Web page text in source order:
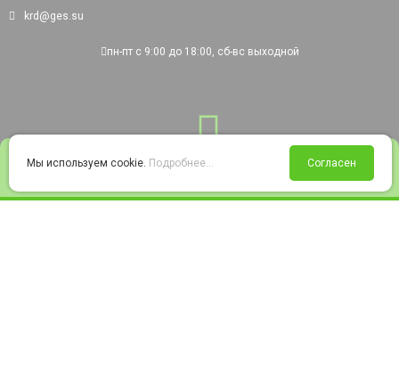
Войти Избранное Корзина
krd@ges.su
пн-пт с 9:00 до 18:00, сб-вс выходной
Мы используем cookie. Подробнее... Согласен